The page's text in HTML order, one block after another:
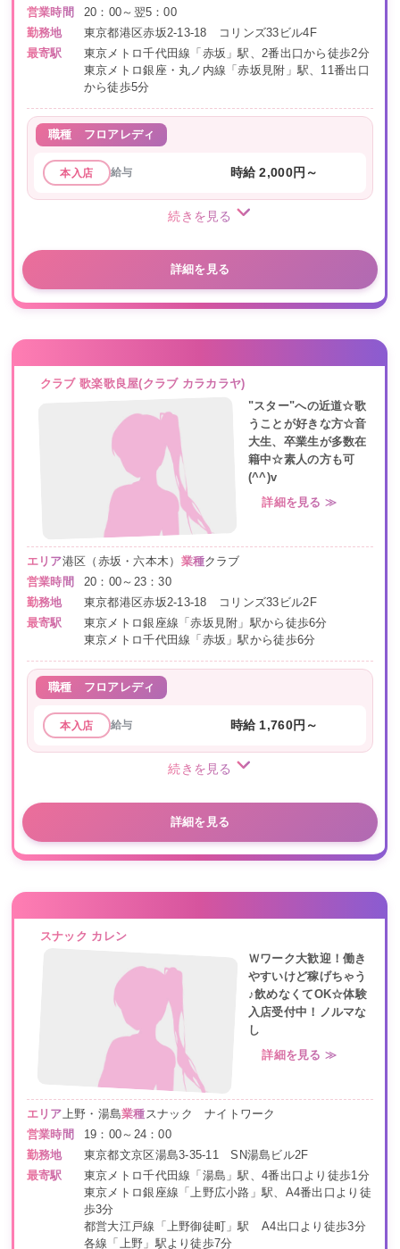
営業時間
20：00～翌5：00
勤務地
東京都港区赤坂2-13-18 コリンズ33ビル4F
最寄駅
東京メトロ千代田線「赤坂」駅、2番出口から徒歩2分
東京メトロ銀座・丸ノ内線「赤坂見附」駅、11番出口
から徒歩5分
職種 フロアレディ
本入店 給与 時給 2,000円～
続きを見る
詳細を見る
クラブ 歌楽歌良屋(クラブ カラカラヤ)
"スター"への近道☆歌
うことが好きな方☆音
大生、卒業生が多数在
籍中☆素人の方も可
(^^)v
詳細を見る ≫
エリア港区（赤坂・六本木） 業種クラブ
営業時間
20：00～23：30
勤務地
東京都港区赤坂2-13-18 コリンズ33ビル2F
最寄駅
東京メトロ銀座線「赤坂見附」駅から徒歩6分
東京メトロ千代田線「赤坂」駅から徒歩6分
職種 フロアレディ
本入店 給与 時給 1,760円～
続きを見る
詳細を見る
スナック カレン
Ｗワーク大歓迎！働き
やすいけど稼げちゃう
♪飲めなくてOK☆体験
入店受付中！ノルマな
し
詳細を見る ≫
エリア上野・湯島業種スナック ナイトワーク
営業時間
19：00～24：00
勤務地
東京都文京区湯島3-35-11 SN湯島ビル2F
最寄駅
東京メトロ千代田線「湯島」駅、4番出口より徒歩1分
東京メトロ銀座線「上野広小路」駅、A4番出口より徒
歩3分
都営大江戸線「上野御徒町」駅 A4出口より徒歩3分
各線「上野」駅より徒歩7分